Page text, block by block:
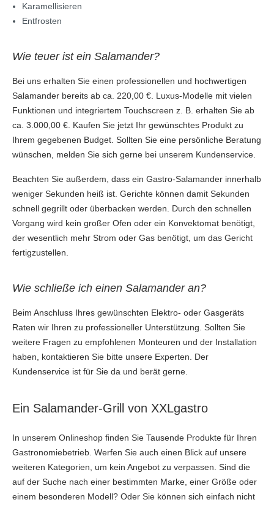
Karamellisieren
Entfrosten
Wie teuer ist ein Salamander?
Bei uns erhalten Sie einen professionellen und hochwertigen
Salamander bereits ab ca. 220,00 €. Luxus-Modelle mit vielen
Funktionen und integriertem Touchscreen z. B. erhalten Sie ab
ca. 3.000,00 €. Kaufen Sie jetzt Ihr gewünschtes Produkt zu
Ihrem gegebenen Budget. Sollten Sie eine persönliche Beratung
wünschen, melden Sie sich gerne bei unserem Kundenservice.
Beachten Sie außerdem, dass ein Gastro-Salamander innerhalb
weniger Sekunden heiß ist. Gerichte können damit Sekunden
schnell gegrillt oder überbacken werden. Durch den schnellen
Vorgang wird kein großer Ofen oder ein Konvektomat benötigt,
der wesentlich mehr Strom oder Gas benötigt, um das Gericht
fertigzustellen.
Wie schließe ich einen Salamander an?
Beim Anschluss Ihres gewünschten Elektro- oder Gasgeräts
Raten wir Ihren zu professioneller Unterstützung. Sollten Sie
weitere Fragen zu empfohlenen Monteuren und der Installation
haben, kontaktieren Sie bitte unsere Experten. Der
Kundenservice ist für Sie da und berät gerne.
Ein Salamander-Grill von XXLgastro
In unserem Onlineshop finden Sie Tausende Produkte für Ihren
Gastronomiebetrieb. Werfen Sie auch einen Blick auf unsere
weiteren Kategorien, um kein Angebot zu verpassen. Sind die
auf der Suche nach einer bestimmten Marke, einer Größe oder
einem besonderen Modell? Oder Sie können sich einfach nicht